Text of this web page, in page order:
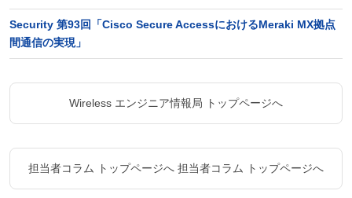
Security 第93回「Cisco Secure AccessにおけるMeraki MX拠点
間通信の実現」
Wireless エンジニア情報局 トップページへ
担当者コラム トップページへ 担当者コラム トップページへ